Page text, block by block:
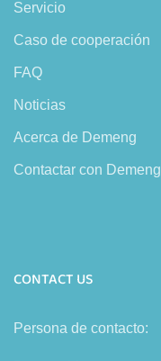
Servicio
Caso de cooperación
FAQ
Noticias
Acerca de Demeng
Contactar con Demeng
CONTACT US
Persona de contacto: